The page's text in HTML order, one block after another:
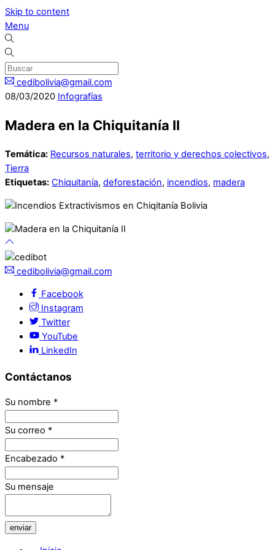
Skip to content
Menu
cedibolivia@gmail.com
08/03/2020 Infografías
Madera en la Chiquitanía II
Temática: Recursos naturales, territorio y derechos colectivos,
Tierra
Etiquetas: Chiquitanía, deforestación, incendios, madera
cedibolivia@gmail.com
Facebook
Instagram
Twitter
YouTube
LinkedIn
Contáctanos
Su nombre *
Su correo *
Encabezado *
Su mensaje
enviar